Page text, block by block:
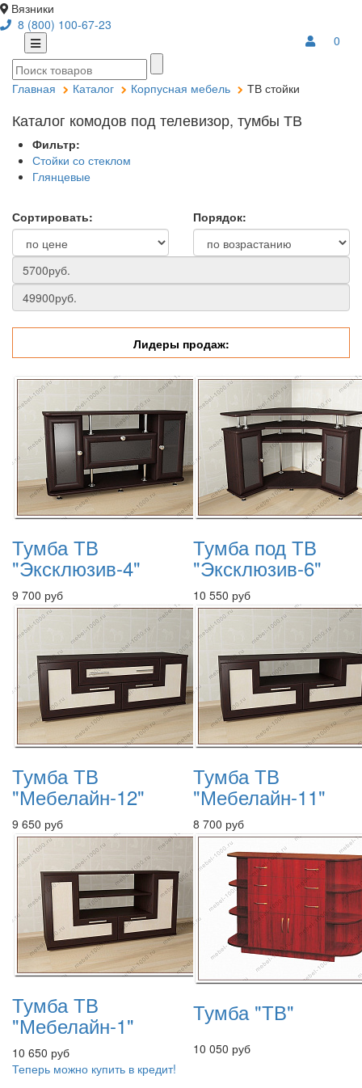
Вязники
8 (800) 100-67-23
0
Главная Каталог Корпусная мебель ТВ стойки
Каталог комодов под телевизор, тумбы ТВ
Фильтр:
Стойки со стеклом
Глянцевые
Сортировать: Порядок:
Лидеры продаж:
Тумба ТВ
"Эксклюзив-4"
9 700 руб
Тумба под ТВ
"Эксклюзив-6"
10 550 руб
Тумба ТВ
"Мебелайн-12"
9 650 руб
Тумба ТВ
"Мебелайн-11"
8 700 руб
Тумба ТВ
"Мебелайн-1"
10 650 руб
Тумба "ТВ"
10 050 руб
Теперь можно купить в кредит!